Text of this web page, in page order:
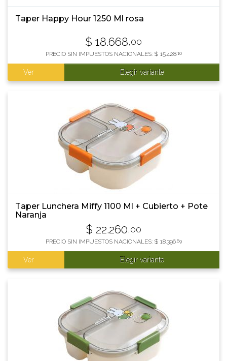
Taper Happy Hour 1250 Ml rosa
$ 18.668,00
PRECIO SIN IMPUESTOS NACIONALES: $ 15.428,10
Ver Elegir variante
Taper Lunchera Miffy 1100 Ml + Cubierto + Pote
Naranja
$ 22.260,00
PRECIO SIN IMPUESTOS NACIONALES: $ 18.396,69
Ver Elegir variante